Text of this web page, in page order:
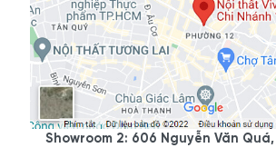
Showroom 2: 606 Nguyễn Văn